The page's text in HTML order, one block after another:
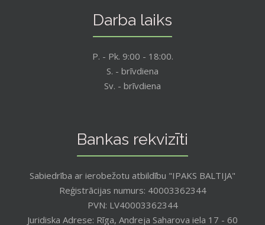
Darba laiks
P. - Pk. 9:00 - 18:00.
S. - brīvdiena
Sv. - brīvdiena
Bankas rekvizīti
Sabiedrība ar ierobežotu atbildību "IPAKS BALTIJA"
Reģistrācijas numurs: 40003362344
PVN: LV40003362344
Juridiska Adrese: Rīga, Andreja Saharova iela 17 - 60